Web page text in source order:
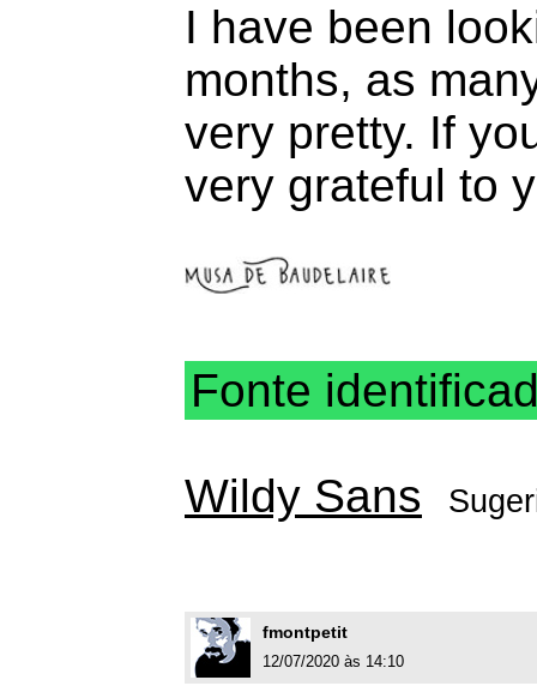
I have been
months, as
very pretty. If
very grateful to
Fonte
Wildy Sans
fmontpetit
12/07/2020 às 14:10